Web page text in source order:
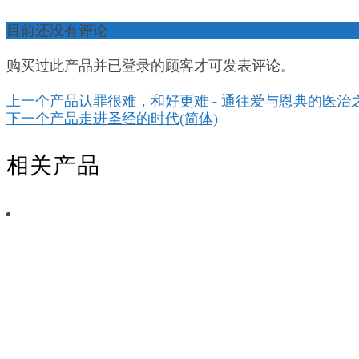
目前还没有评论
购买过此产品并已登录的顾客才可发表评论。
上一个产品认罪很难，和好更难 - 通往爱与恩典的医治
下一个产品走进圣经的时代(简体)
相关产品